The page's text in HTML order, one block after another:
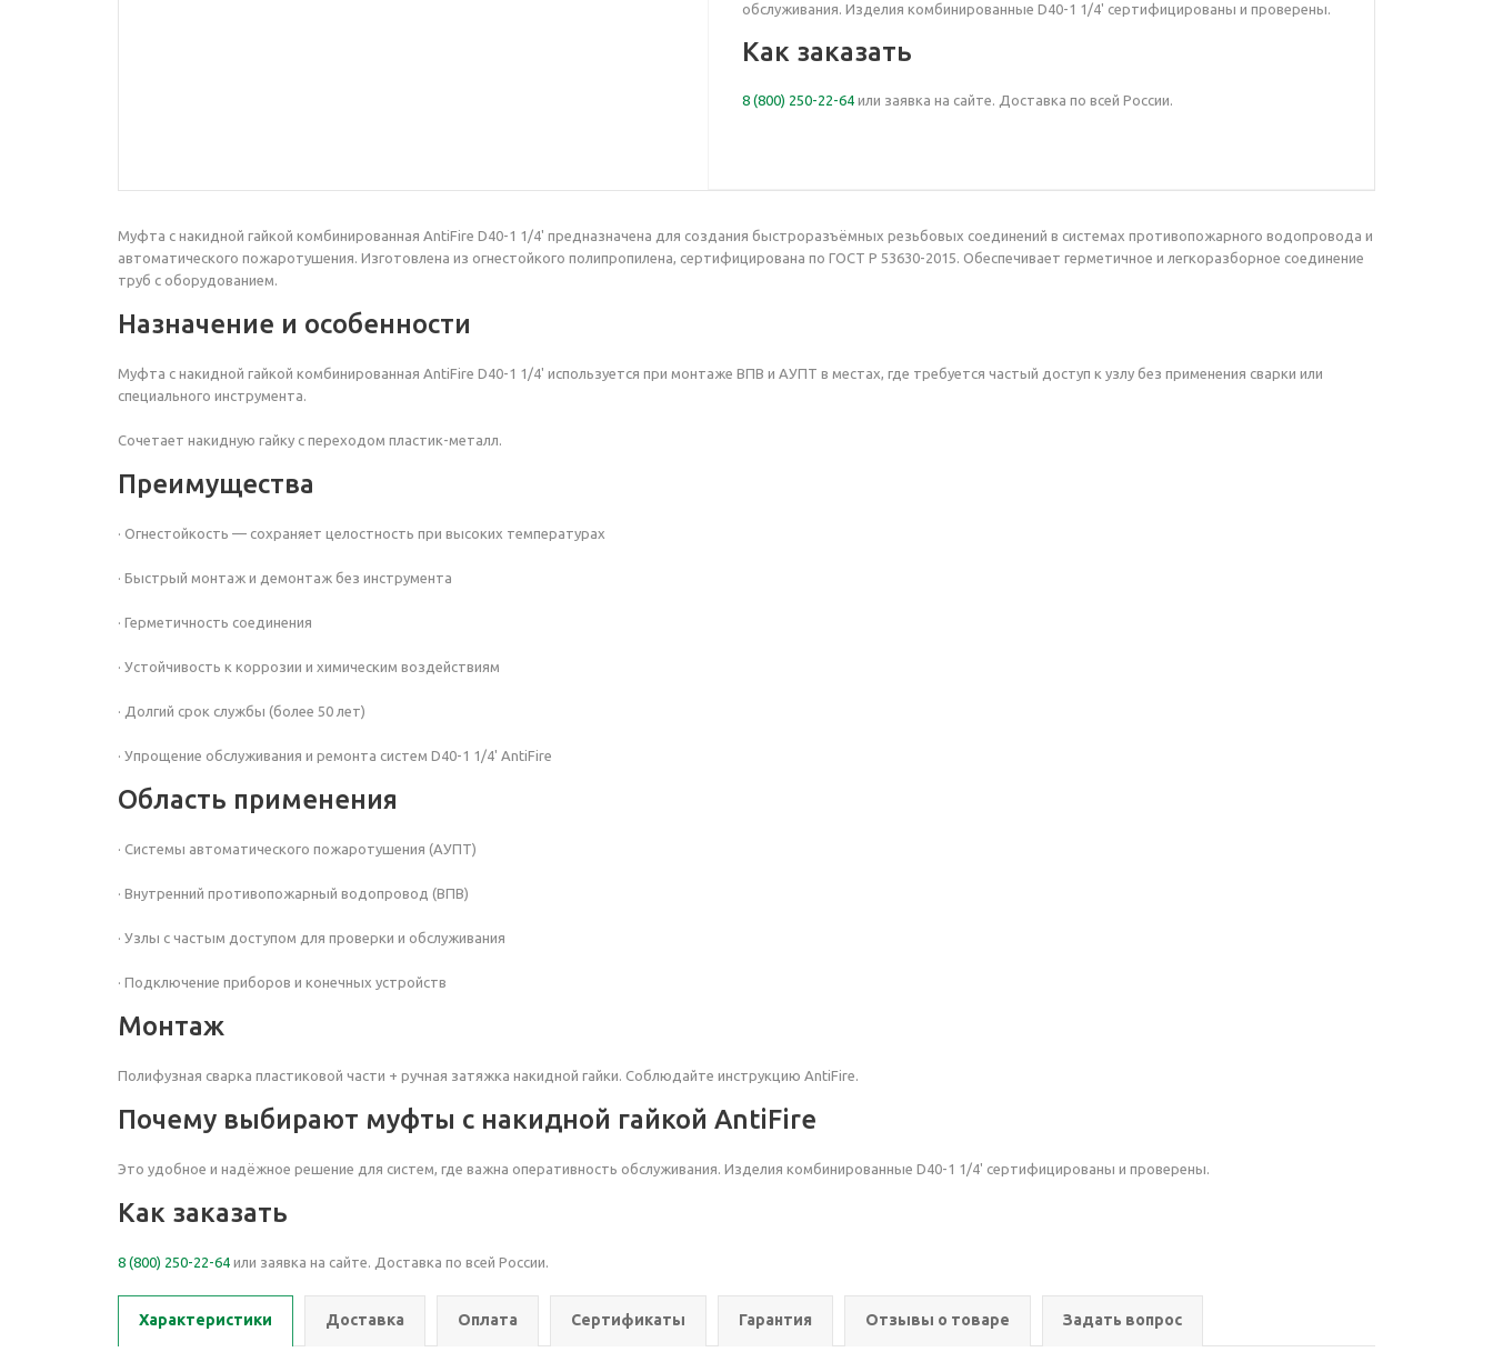
обслуживания. Изделия комбинированные D40-1 1/4' сертифицированы и проверены.
Как заказать
8 (800) 250-22-64 или заявка на сайте. Доставка по всей России.
Муфта с накидной гайкой комбинированная AntiFire D40-1 1/4' предназначена для создания быстроразъёмных резьбовых соединений в системах противопожарного водопровода и
автоматического пожаротушения. Изготовлена из огнестойкого полипропилена, сертифицирована по ГОСТ Р 53630-2015. Обеспечивает герметичное и легкоразборное соединение
труб с оборудованием.
Назначение и особенности
Муфта с накидной гайкой комбинированная AntiFire D40-1 1/4' используется при монтаже ВПВ и АУПТ в местах, где требуется частый доступ к узлу без применения сварки или
специального инструмента.
Сочетает накидную гайку с переходом пластик-металл.
Преимущества
· Огнестойкость — сохраняет целостность при высоких температурах
· Быстрый монтаж и демонтаж без инструмента
· Герметичность соединения
· Устойчивость к коррозии и химическим воздействиям
· Долгий срок службы (более 50 лет)
· Упрощение обслуживания и ремонта систем D40-1 1/4' AntiFire
Область применения
· Системы автоматического пожаротушения (АУПТ)
· Внутренний противопожарный водопровод (ВПВ)
· Узлы с частым доступом для проверки и обслуживания
· Подключение приборов и конечных устройств
Монтаж
Полифузная сварка пластиковой части + ручная затяжка накидной гайки. Соблюдайте инструкцию AntiFire.
Почему выбирают муфты с накидной гайкой AntiFire
Это удобное и надёжное решение для систем, где важна оперативность обслуживания. Изделия комбинированные D40-1 1/4' сертифицированы и проверены.
Как заказать
8 (800) 250-22-64 или заявка на сайте. Доставка по всей России.
Характеристики Доставка Оплата Сертификаты Гарантия Отзывы о товаре Задать вопрос